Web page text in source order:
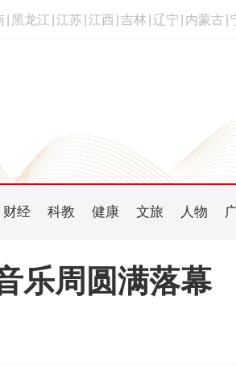
黑龙江 江苏 江西 吉林 辽宁 内蒙古
财经 科教 健康 文旅 人物
乐周圆满落幕